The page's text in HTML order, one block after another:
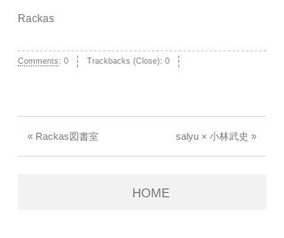
Rackas
Comments: 0 Trackbacks (Close): 0
« Rackas図書室 salyu × 小林武史 »
HOME